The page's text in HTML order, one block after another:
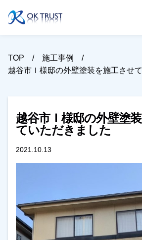
TOP
施工事例
越谷市Ｉ様邸の外壁塗装を施工させ
越谷市Ｉ様邸の外壁塗
ていただきました
2021.10.13